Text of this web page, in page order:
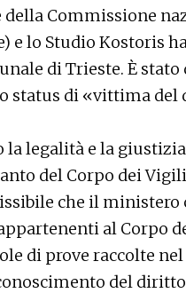
della Commissione
e lo Studio Kostoris
di Trieste. È
status di «vittima del
la legalità e la
del Corpo dei
che il
al Corpo
di prove raccolte
del